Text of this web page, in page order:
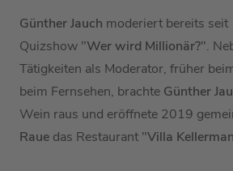
Günther Jauch moderiert bereits
Quizshow "Wer wird Millionär?".
Tätigkeiten als Moderator, früher
beim Fernsehen, brachte Günther
Wein raus und eröffnete 2019
Raue das Restaurant "Villa